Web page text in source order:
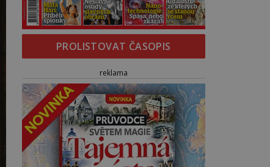
PROLISTOVAT ČASOPIS
reklama